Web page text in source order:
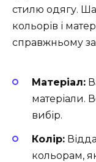
стилю одягу.
кольорів і
справжньому
Матеріал:
матеріали.
вибір.
Колір:
кольорам,